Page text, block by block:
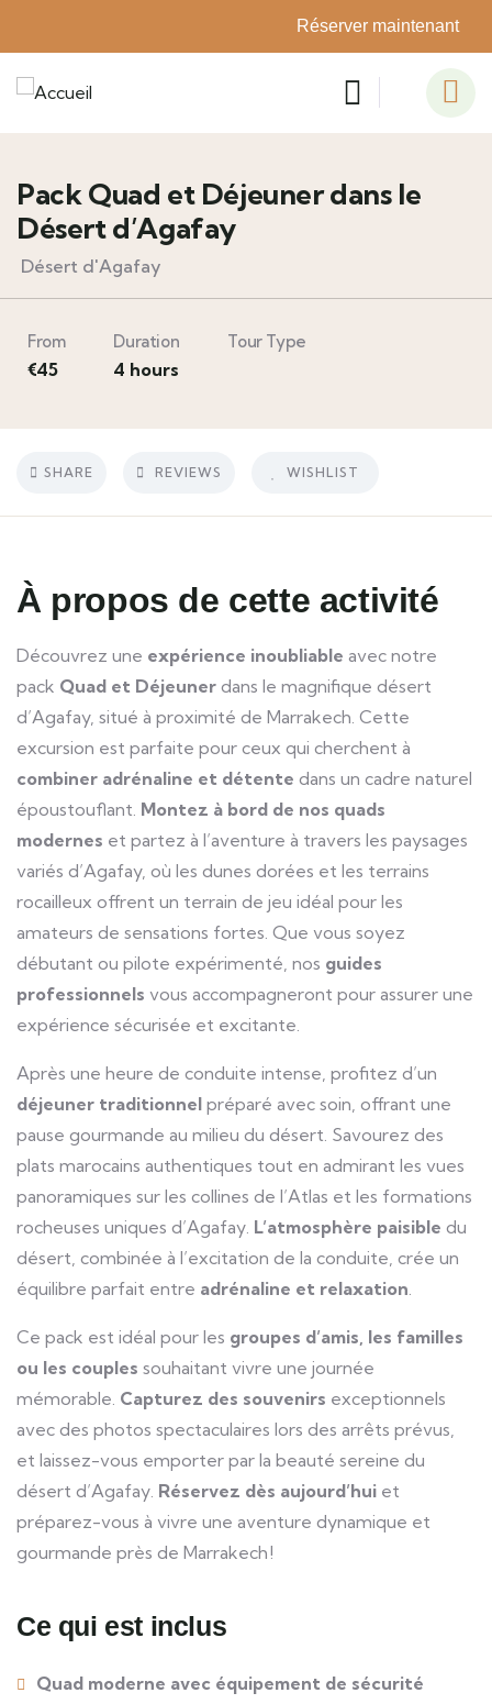
Réserver maintenant
Pack Quad et Déjeuner dans le
Désert d’Agafay
Désert d'Agafay
From
€45
Duration
4 hours
Tour Type
SHARE REVIEWS WISHLIST
À propos de cette activité
Découvrez une expérience inoubliable avec notre
pack Quad et Déjeuner dans le magnifique désert
d’Agafay, situé à proximité de Marrakech. Cette
excursion est parfaite pour ceux qui cherchent à
combiner adrénaline et détente dans un cadre naturel
époustouflant. Montez à bord de nos quads
modernes et partez à l’aventure à travers les paysages
variés d’Agafay, où les dunes dorées et les terrains
rocailleux offrent un terrain de jeu idéal pour les
amateurs de sensations fortes. Que vous soyez
débutant ou pilote expérimenté, nos guides
professionnels vous accompagneront pour assurer une
expérience sécurisée et excitante.
Après une heure de conduite intense, profitez d’un
déjeuner traditionnel préparé avec soin, offrant une
pause gourmande au milieu du désert. Savourez des
plats marocains authentiques tout en admirant les vues
panoramiques sur les collines de l’Atlas et les formations
rocheuses uniques d’Agafay. L’atmosphère paisible du
désert, combinée à l’excitation de la conduite, crée un
équilibre parfait entre adrénaline et relaxation.
Ce pack est idéal pour les groupes d’amis, les familles
ou les couples souhaitant vivre une journée
mémorable. Capturez des souvenirs exceptionnels
avec des photos spectaculaires lors des arrêts prévus,
et laissez-vous emporter par la beauté sereine du
désert d’Agafay. Réservez dès aujourd’hui et
préparez-vous à vivre une aventure dynamique et
gourmande près de Marrakech !
Ce qui est inclus
Quad moderne avec équipement de sécurité